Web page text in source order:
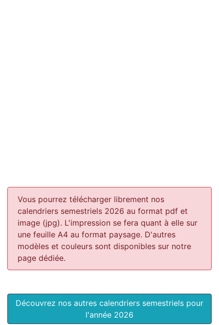
Vous pourrez télécharger librement nos
calendriers semestriels 2026 au format pdf et
image (jpg). L'impression se fera quant à elle sur
une feuille A4 au format paysage. D'autres
modèles et couleurs sont disponibles sur notre
page dédiée.
Découvrez nos autres calendriers semestriels pour
l'année 2026